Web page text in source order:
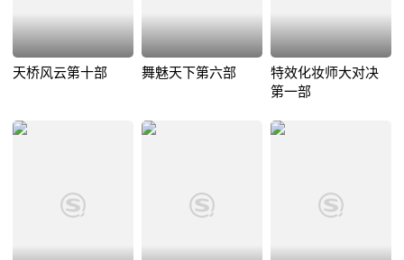
天桥风云第十部 舞魅天下第六部
特效化妆师大对决
第一部